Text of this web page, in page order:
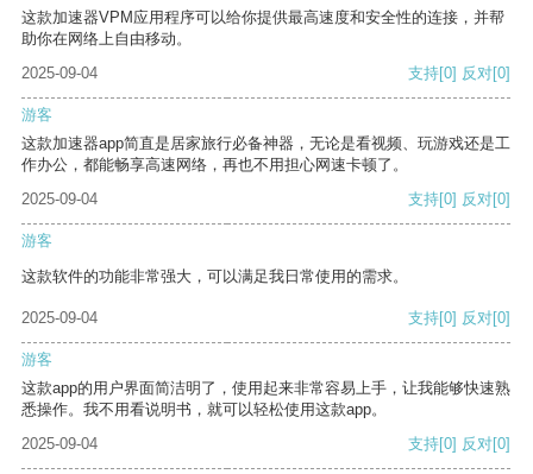
这款加速器VPM应用程序可以给你提供最高速度和安全性的连接，并帮
助你在网络上自由移动。
2025-09-04
支持[0] 反对[0]
游客
这款加速器app简直是居家旅行必备神器，无论是看视频、玩游戏还是工
作办公，都能畅享高速网络，再也不用担心网速卡顿了。
2025-09-04
支持[0] 反对[0]
游客
这款软件的功能非常强大，可以满足我日常使用的需求。
2025-09-04 支持[0] 反对[0]
游客
这款app的用户界面简洁明了，使用起来非常容易上手，让我能够快速熟
悉操作。我不用看说明书，就可以轻松使用这款app。
2025-09-04
支持[0] 反对[0]